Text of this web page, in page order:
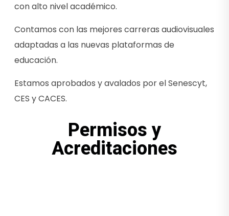
con alto nivel académico.
Contamos con las mejores carreras audiovisuales
adaptadas a las nuevas plataformas de
educación.
Estamos aprobados y avalados por el Senescyt,
CES y CACES.
Permisos y
Acreditaciones